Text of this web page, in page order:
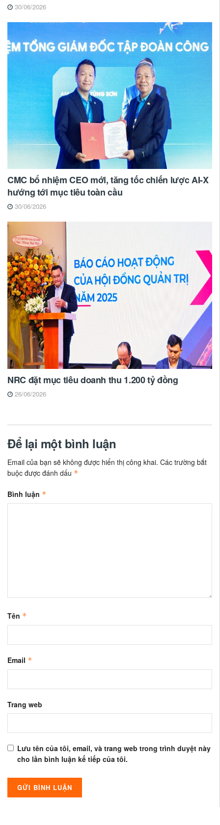
30/06/2026
CMC bổ nhiệm CEO mới, tăng tốc chiến lược AI-X
hướng tới mục tiêu toàn cầu
30/06/2026
NRC đặt mục tiêu doanh thu 1.200 tỷ đồng
26/06/2026
Để lại một bình luận
Email của bạn sẽ không được hiển thị công khai. Các trường bắt
buộc được đánh dấu *
Bình luận *
Tên *
Email *
Trang web
Lưu tên của tôi, email, và trang web trong trình duyệt này
cho lần bình luận kế tiếp của tôi.